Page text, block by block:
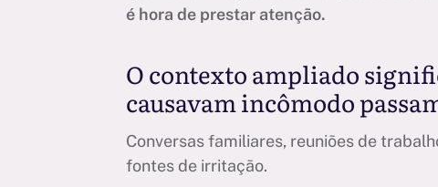
é hora de prestar atenção.
O contexto ampliado
causavam incômodo
Conversas familiares, reuniões de
fontes de irritação.